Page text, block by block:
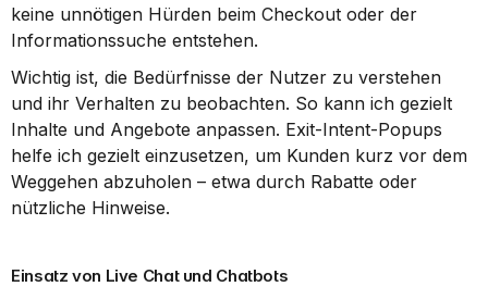
keine unnötigen Hürden beim Checkout oder der
Informationssuche entstehen.
Wichtig ist, die Bedürfnisse der Nutzer zu verstehen
und ihr Verhalten zu beobachten. So kann ich gezielt
Inhalte und Angebote anpassen. Exit-Intent-Popups
helfe ich gezielt einzusetzen, um Kunden kurz vor dem
Weggehen abzuholen – etwa durch Rabatte oder
nützliche Hinweise.
Einsatz von Live Chat und Chatbots